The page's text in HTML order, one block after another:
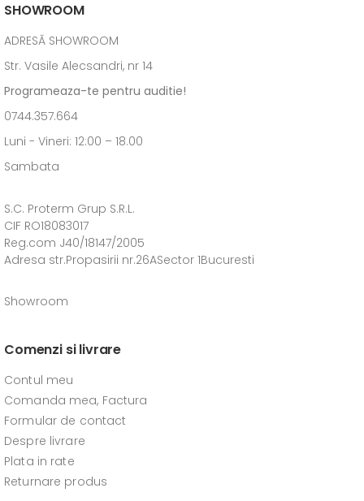
SHOWROOM
ADRESĂ SHOWROOM
Str. Vasile Alecsandri, nr 14
Programeaza-te pentru auditie!
0744.357.664
Luni - Vineri: 12:00 – 18.00
Sambata
S.C. Proterm Grup S.R.L.
CIF RO18083017
Reg.com J40/18147/2005
Adresa str.Propasirii nr.26ASector 1Bucuresti
Showroom
Comenzi si livrare
Contul meu
Comanda mea, Factura
Formular de contact
Despre livrare
Plata in rate
Returnare produs